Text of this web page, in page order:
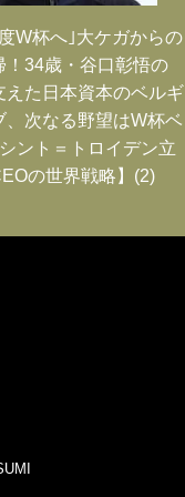
W杯へ｣大ケガからの
！34歳・谷口彰悟の
えた日本資本のベルギ
、次なる野望はW杯ベ
ント＝トロイデン立
の世界戦略】(2)